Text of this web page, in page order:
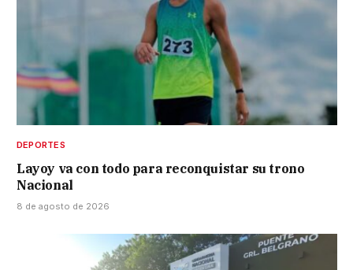
DEPORTES
Layoy va con todo para reconquistar su trono
Nacional
8 de agosto de 2026